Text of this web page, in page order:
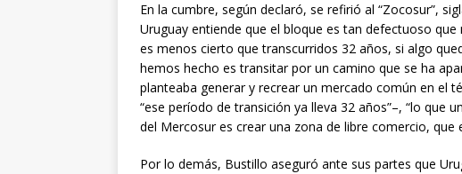
En la cumbre, según declaró, se refirió al “Zocosur”,
Uruguay entiende que el bloque es tan defectuoso
es menos cierto que transcurridos 32 años, si algo
hemos hecho es transitar por un camino que se ha
planteaba generar y recrear un mercado común en el
“ese período de transición ya lleva 32 años”–, “lo que
del Mercosur es crear una zona de libre comercio, que
Por lo demás, Bustillo aseguró ante sus partes que